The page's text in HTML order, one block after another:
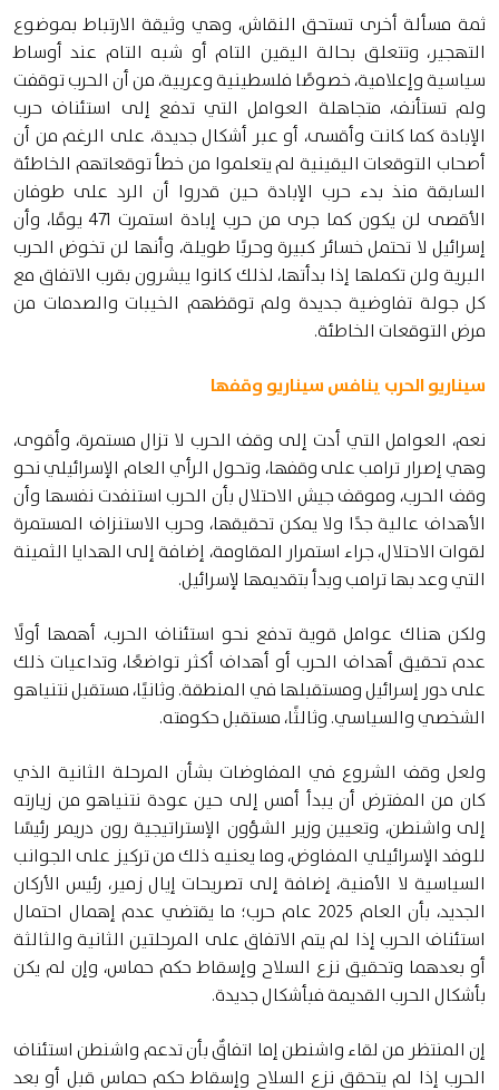
ثمة مسألة أخرى تستحق النقاش، وهي وثيقة الارتباط بموضوع
التهجير، وتتعلق بحالة اليقين التام أو شبه التام عند أوساط
سياسية وإعلامية، خصوصًا فلسطينية وعربية، من أن الحرب توقفت
ولم تستأنف، متجاهلة العوامل التي تدفع إلى استئناف حرب
الإبادة كما كانت وأقسى، أو عبر أشكال جديدة، على الرغم من أن
أصحاب التوقعات اليقينية لم يتعلموا من خطأ توقعاتهم الخاطئة
السابقة منذ بدء حرب الإبادة حين قدروا أن الرد على طوفان
الأقصى لن يكون كما جرى من حرب إبادة استمرت 471 يومًا، وأن
إسرائيل لا تحتمل خسائر كبيرة وحربًا طويلة، وأنها لن تخوض الحرب
البرية ولن تكملها إذا بدأتها، لذلك كانوا يبشرون بقرب الاتفاق مع
كل جولة تفاوضية جديدة ولم توقظهم الخيبات والصدمات من
مرض التوقعات الخاطئة.
سيناريو الحرب ينافس سيناريو وقفها
نعم، العوامل التي أدت إلى وقف الحرب لا تزال مستمرة، وأقوى،
وهي إصرار ترامب على وقفها، وتحول الرأي العام الإسرائيلي نحو
وقف الحرب، وموقف جيش الاحتلال بأن الحرب استنفدت نفسها وأن
الأهداف عالية جدًا ولا يمكن تحقيقها، وحرب الاستنزاف المستمرة
لقوات الاحتلال، جراء استمرار المقاومة، إضافة إلى الهدايا الثمينة
التي وعد بها ترامب وبدأ بتقديمها لإسرائيل.
ولكن هناك عوامل قوية تدفع نحو استئناف الحرب، أهمها أولًا
عدم تحقيق أهداف الحرب أو أهداف أكثر تواضعًا، وتداعيات ذلك
على دور إسرائيل ومستقبلها في المنطقة. وثانيًا، مستقبل نتنياهو
الشخصي والسياسي. وثالثًا، مستقبل حكومته.
ولعل وقف الشروع في المفاوضات بشأن المرحلة الثانية الذي
كان من المفترض أن يبدأ أمس إلى حين عودة نتنياهو من زيارته
إلى واشنطن، وتعيين وزير الشؤون الإستراتيجية رون دريمر رئيسًا
للوفد الإسرائيلي المفاوض، وما يعنيه ذلك من تركيز على الجوانب
السياسية لا الأمنية، إضافة إلى تصريحات إيال زمير، رئيس الأركان
الجديد، بأن العام 2025 عام حرب؛ ما يقتضي عدم إهمال احتمال
استئناف الحرب إذا لم يتم الاتفاق على المرحلتين الثانية والثالثة
أو بعدهما وتحقيق نزع السلاح وإسقاط حكم حماس، وإن لم يكن
بأشكال الحرب القديمة فبأشكال جديدة.
إن المنتظر من لقاء واشنطن إما اتفاقٌ بأن تدعم واشنطن استئناف
الحرب إذا لم يتحقق نزع السلاح وإسقاط حكم حماس قبل أو بعد